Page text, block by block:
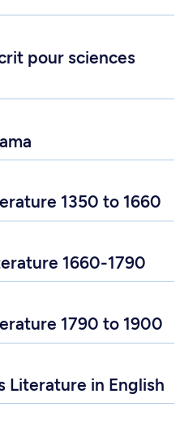
et santé - ANG 1926
pour sciences
1350 to 1660
1660-1790
2153
1790 to 1900
Literature in English
1103